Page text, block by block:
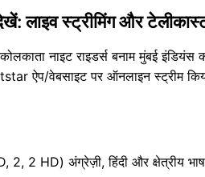
लाइव स्ट्रीमिंग और
नाइट राइडर्स बनाम मुंबई इंडियंस
ऐप/वेबसाइट पर ऑनलाइन स्ट्रीम
HD) अंग्रेज़ी, हिंदी और क्षेत्रीय